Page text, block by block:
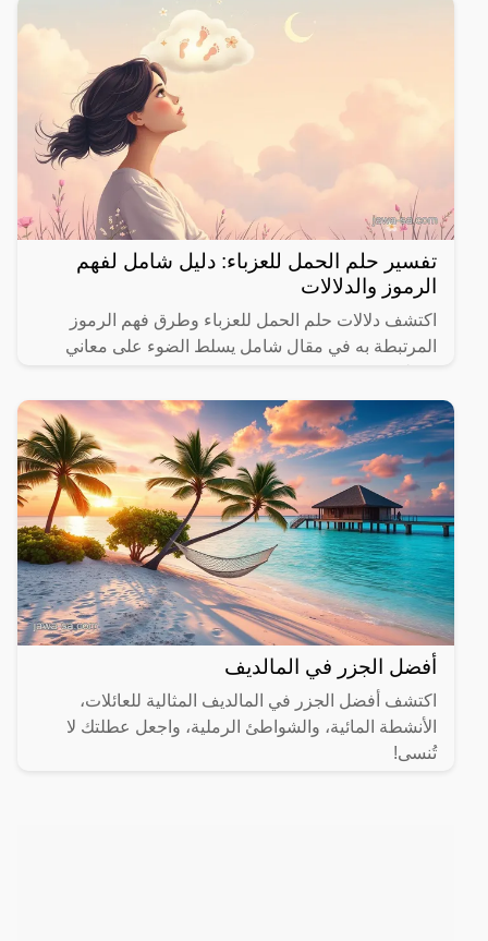
تفسير حلم الحمل للعزباء: دليل شامل لفهم
الرموز والدلالات
اكتشف دلالات حلم الحمل للعزباء وطرق فهم الرموز
المرتبطة به في مقال شامل يسلط الضوء على معاني
أفضل الجزر في المالديف
اكتشف أفضل الجزر في المالديف المثالية للعائلات،
الأنشطة المائية، والشواطئ الرملية، واجعل عطلتك لا
تُنسى!